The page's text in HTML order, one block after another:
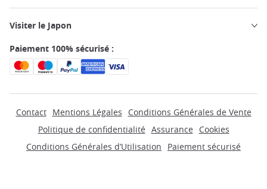
Visiter le Japon
Paiement 100% sécurisé :
Contact Mentions Légales
Conditions Générales de Vente
Politique de confidentialité Assurance
Cookies
Conditions Générales d’Utilisation
Paiement sécurisé